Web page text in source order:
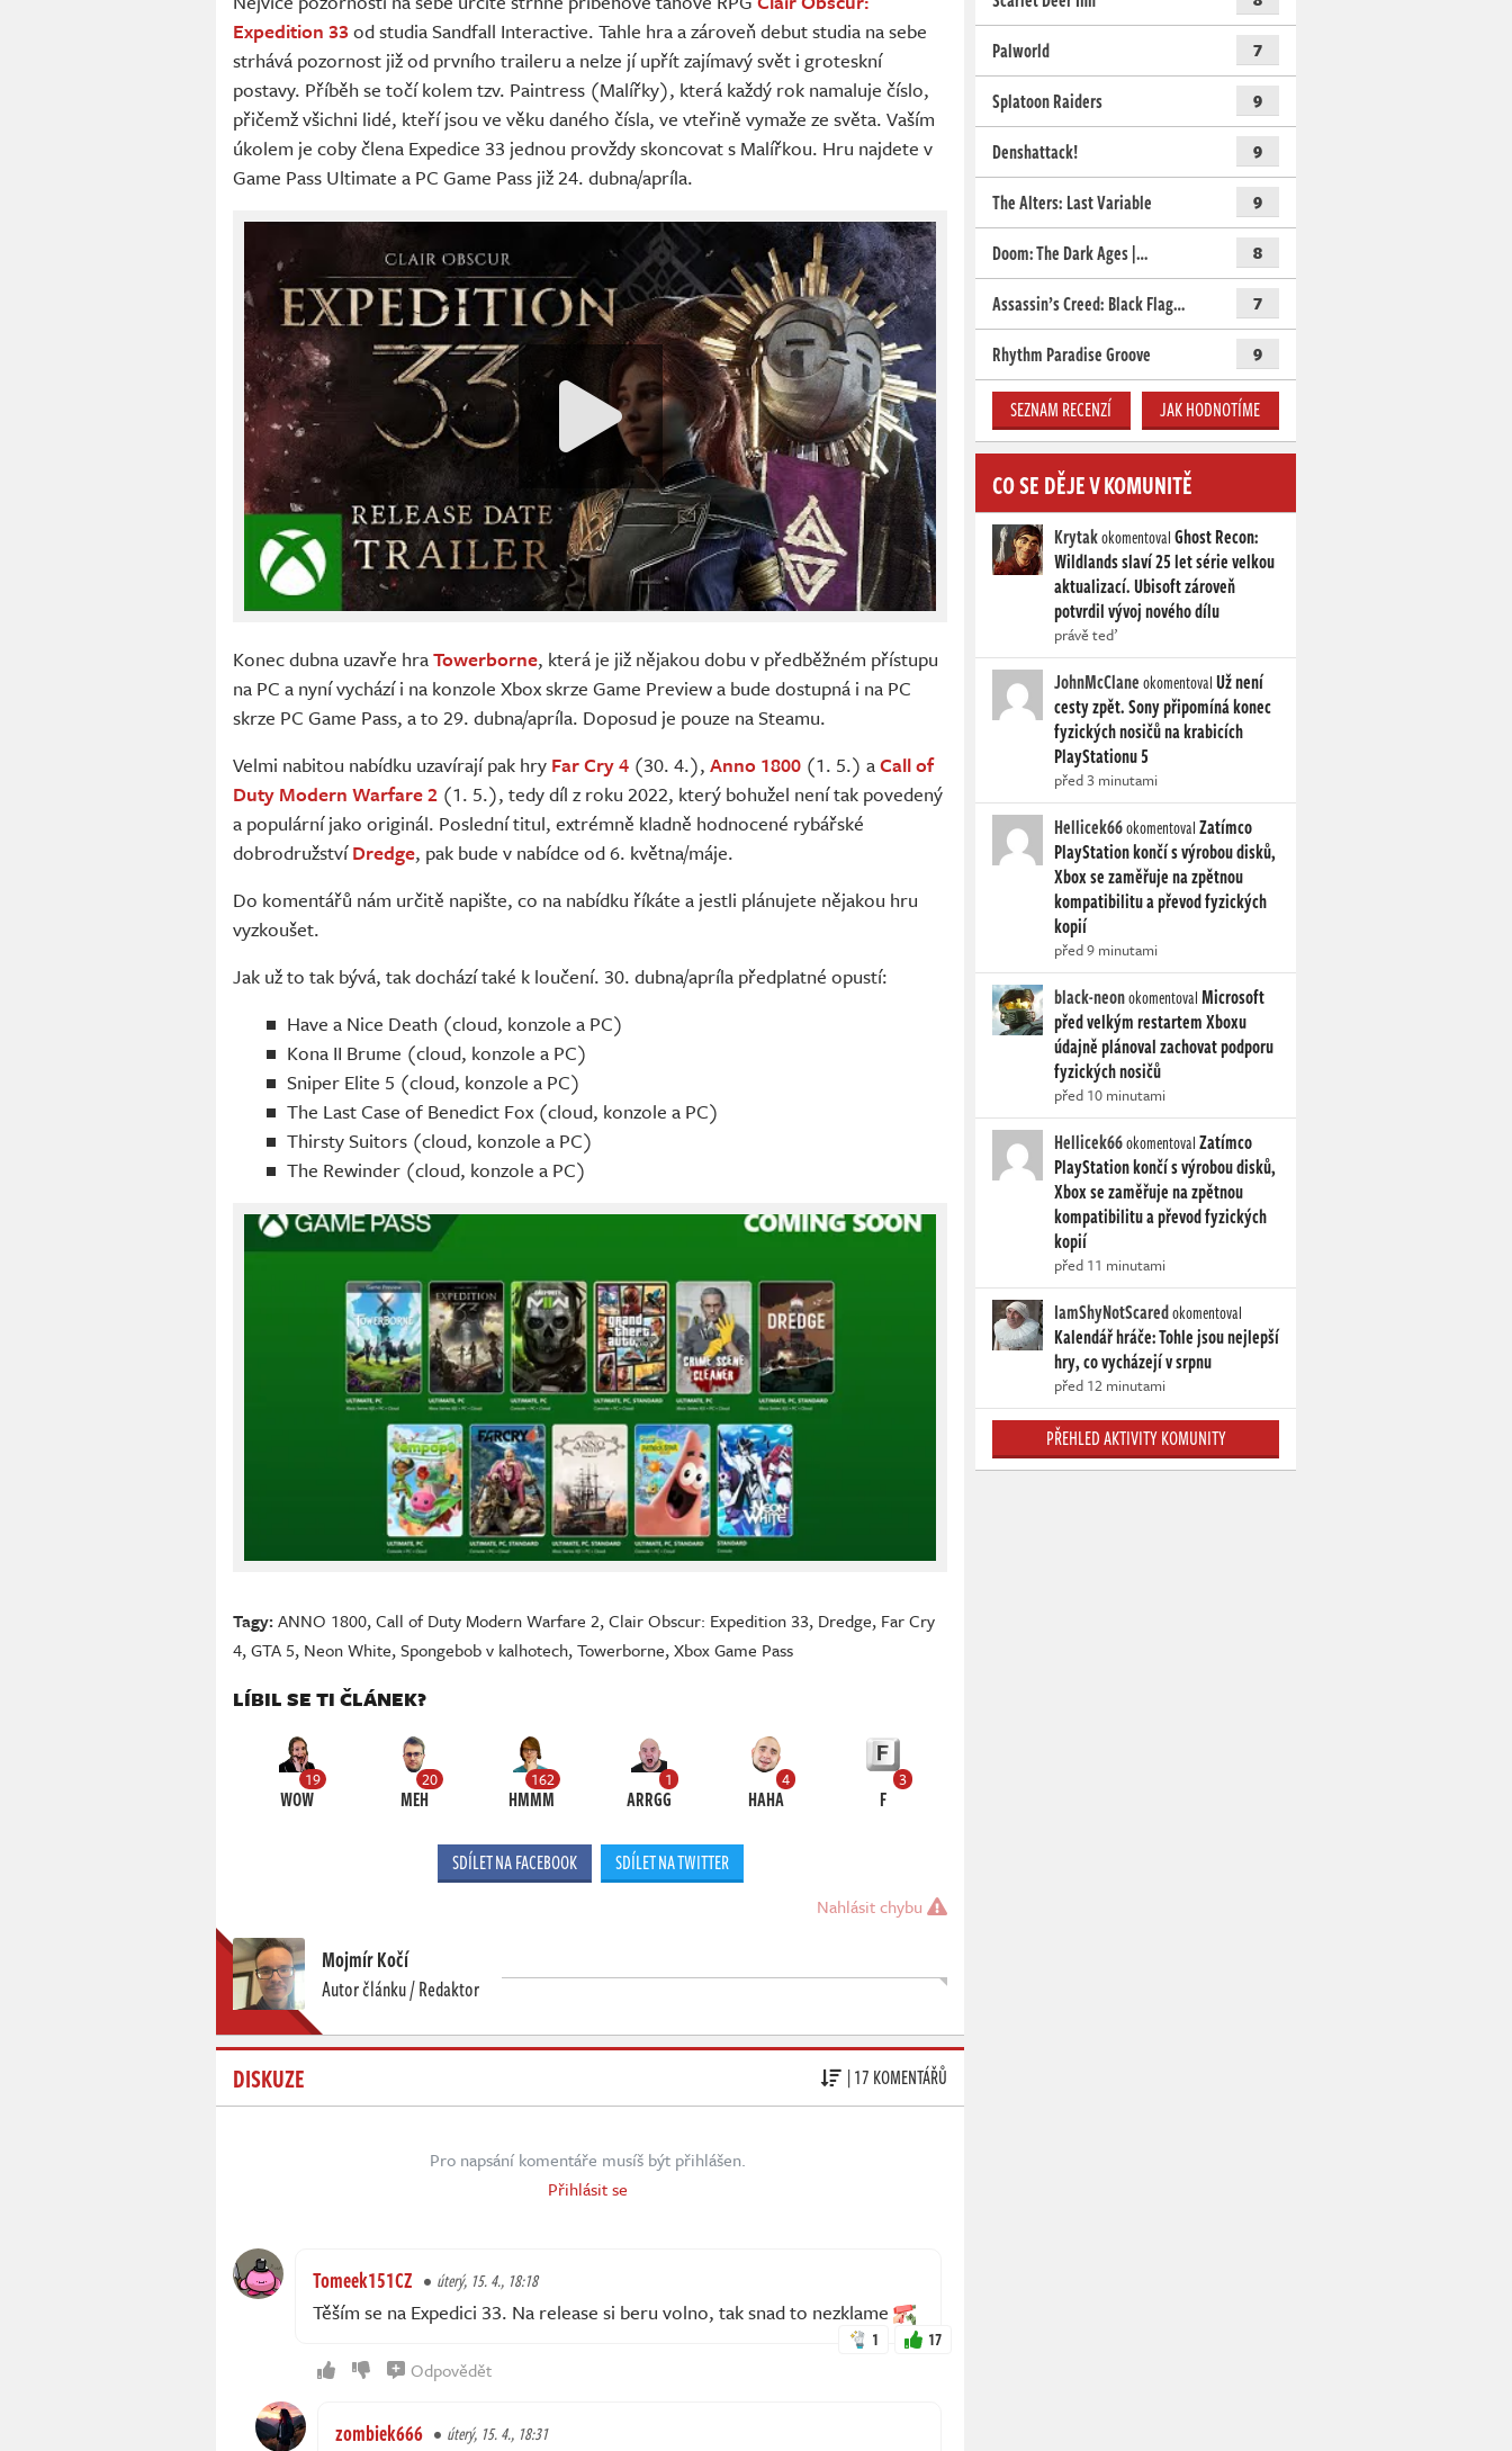
Expedition 33od studia Sandfall Interactive. Tahle hra a zároveň debut studia na sebe
strhává pozornost již od prvního traileru a nelze jí upřít zajímavý svět i groteskní
postavy. Příběh se točí kolem tzv. Paintress (Malířky), která každý rok namaluje číslo,
přičemž všichni lidé, kteří jsou ve věku daného čísla, ve vteřině vymaže ze světa. Vaším
úkolem je coby člena Expedice 33 jednou provždy skoncovat s Malířkou. Hru najdete v
Game Pass Ultimate a PC Game Pass již 24. dubna/apríla.
Konec dubna uzavře hraTowerborne, která je již nějakou dobu v předběžném přístupu
na PC a nyní vychází i na konzole Xbox skrze Game Preview a bude dostupná i na PC
skrze PC Game Pass, a to 29. dubna/apríla. Doposud je pouze na Steamu.
Velmi nabitou nabídku uzavírají pak hry Far Cry 4 (30. 4.), Anno 1800 (1. 5.) aCall of
Duty Modern Warfare 2 (1. 5.), tedy díl z roku 2022, který bohužel není tak povedený
a populární jako originál. Poslední titul, extrémně kladně hodnocené rybářské
dobrodružstvíDredge, pak bude v nabídce od 6. května/máje.
Do komentářů nám určitě napište, co na nabídku říkáte a jestli plánujete nějakou hru
vyzkoušet.
Jak už to tak bývá, tak dochází také k loučení. 30. dubna/apríla předplatné opustí:
Have a Nice Death (cloud, konzole a PC)
Kona II Brume (cloud, konzole a PC)
Sniper Elite 5 (cloud, konzole a PC)
The Last Case of Benedict Fox (cloud, konzole a PC)
Thirsty Suitors (cloud, konzole a PC)
The Rewinder (cloud, konzole a PC)
Tagy:ANNO 1800,Call of Duty Modern Warfare 2,Clair Obscur: Expedition 33, Dredge, Far Cry
4,GTA 5, Neon White,Spongebob v kalhotech,Towerborne,Xbox Game Pass
LÍBIL SE TI ČLÁNEK?
19
WOW
20
MEH
162
HMMM
1
ARRGG
4
HAHA
3
F
SDÍLET NA FACEBOOK SDÍLET NA TWITTER
Nahlásit chybu
Mojmír Kočí
Autor článku / Redaktor
DISKUZE | 17 KOMENTÁŘŮ
Pro napsání komentáře musíš být přihlášen.
Přihlásit se
Tomeek151CZ úterý, 15. 4., 18:18
Těším se na Expedici 33. Na release si beru volno, tak snad to nezklame
1 17
Odpovědět
zombiek666 úterý, 15. 4., 18:31
Palworld 7
Splatoon Raiders 9
Denshattack! 9
The Alters: Last Variable 9
Doom: The Dark Ages |… 8
Assassin’s Creed: Black Flag… 7
Rhythm Paradise Groove 9
SEZNAM RECENZÍ JAK HODNOTÍME
CO SE DĚJE V KOMUNITĚ
KrytakokomentovalGhost Recon:
Wildlands slaví 25 let série velkou
aktualizací. Ubisoft zároveň
potvrdil vývoj nového dílu
právě teď
JohnMcClaneokomentovalUž není
cesty zpět. Sony připomíná konec
fyzických nosičů na krabicích
PlayStationu 5
před 3 minutami
Hellicek66okomentovalZatímco
PlayStation končí s výrobou disků,
Xbox se zaměřuje na zpětnou
kompatibilitu a převod fyzických
kopií
před 9 minutami
black-neonokomentovalMicrosoft
před velkým restartem Xboxu
údajně plánoval zachovat podporu
fyzických nosičů
před 10 minutami
Hellicek66okomentovalZatímco
PlayStation končí s výrobou disků,
Xbox se zaměřuje na zpětnou
kompatibilitu a převod fyzických
kopií
před 11 minutami
IamShyNotScaredokomentoval
Kalendář hráče: Tohle jsou nejlepší
hry, co vycházejí v srpnu
před 12 minutami
PŘEHLED AKTIVITY KOMUNITY